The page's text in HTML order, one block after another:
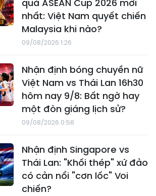
quả ASEAN Cup 2026 mới
nhất: Việt Nam quyết chiến
Malaysia khi nào?
09/08/2026 1:26
Nhận định bóng chuyền nữ
Việt Nam vs Thái Lan 16h30
hôm nay 9/8: Bất ngờ hay
một đòn giáng lịch sử?
09/08/2026 0:58
Nhận định Singapore vs
Thái Lan: "Khối thép" xứ đảo
có cản nổi "cơn lốc" Voi
chiến?